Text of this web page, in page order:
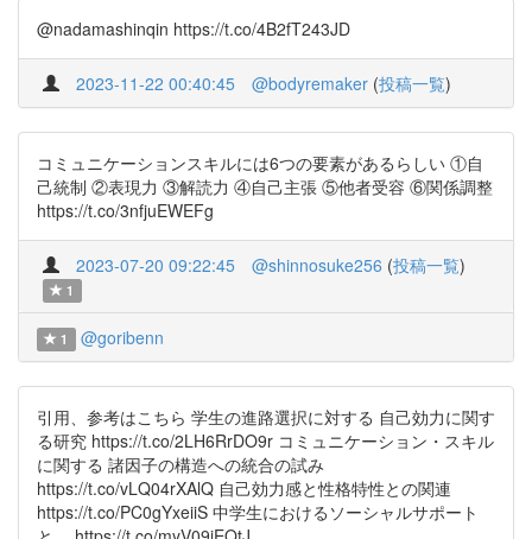
@nadamashinqin https://t.co/4B2fT243JD
2023-11-22 00:40:45 @bodyremaker (投稿一覧)
コミュニケーションスキルには6つの要素があるらしい ①自
己統制 ②表現力 ③解読力 ④自己主張 ⑤他者受容 ⑥関係調整
https://t.co/3nfjuEWEFg
2023-07-20 09:22:45 @shinnosuke256 (投稿一覧)
1
1 @goribenn
引用、参考はこちら 学生の進路選択に対する 自己効力に関す
る研究 https://t.co/2LH6RrDO9r コミュニケーション・スキル
に関する 諸因子の構造への統合の試み
https://t.co/vLQ04rXAlQ 自己効力感と性格特性との関連
https://t.co/PC0gYxeiiS 中学生におけるソーシャルサポート